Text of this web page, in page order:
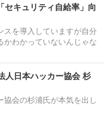
セキュリティ自給率」向
スを導入していますが自分
かわかっていないんじゃな
人日本ハッカー協会 杉
会の杉浦氏が本気を出し